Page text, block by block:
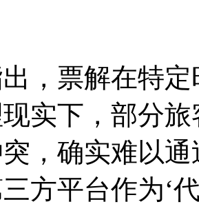
，票解在特
实下，部分
，确实难以
方平台作为‘